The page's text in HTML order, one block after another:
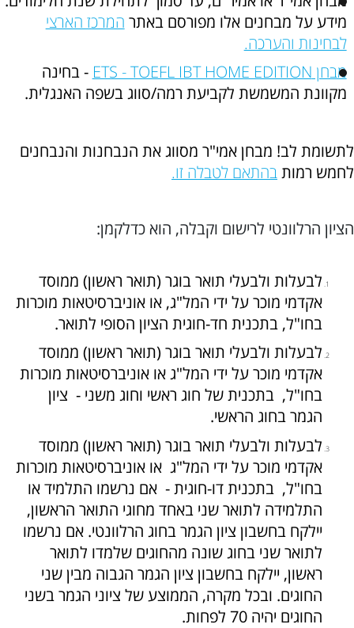
מידע על מבחנים אלו מפורסם באתר המרכז הארצי
לבחינות והערכה.
מבחן ETS - TOEFL IBT HOME EDITION
- בחינה
מקוונת המשמשת לקביעת רמה/סווג בשפה האנגלית.
לתשומת לב! מבחן אמי"ר מסווג את הנבחנות והנבחנים
לחמש רמותבהתאם לטבלה זו.
הציון הרלוונטי לרישום וקבלה, הוא כדלקמן:
לבעלות ולבעלי תואר בוגר (תואר ראשון) ממוסד
אקדמי מוכר על ידי המל"ג, או אוניברסיטאות מוכרות
בחו"ל, בתכנית חד-חוגית הציון הסופי לתואר.
לבעלות ולבעלי תואר בוגר (תואר ראשון) ממוסד
אקדמי מוכר על ידי המל"ג או אוניברסיטאות מוכרות
בחו"ל, בתכנית של חוג ראשי וחוג משני - ציון
הגמר בחוג הראשי.
לבעלות ולבעלי תואר בוגר (תואר ראשון) ממוסד
אקדמי מוכר על ידי המל"ג או אוניברסיטאות מוכרות
בחו"ל, בתכנית דו-חוגית - אם נרשמו התלמיד או
התלמידה לתואר שני באחד מחוגי התואר הראשון,
יילקח בחשבון ציון הגמר בחוג הרלוונטי. אם נרשמו
לתואר שני בחוג שונה מהחוגים שלמדו לתואר
ראשון, יילקח בחשבון ציון הגמר הגבוה מבין שני
החוגים. ובכל מקרה, הממוצע של ציוני הגמר בשני
החוגים יהיה 70 לפחות.